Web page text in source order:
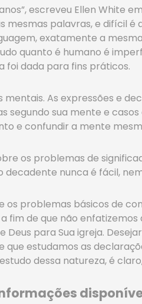
escreveu Ellen White
mesmas palavras, e difícil
exatamente a
quanto é humano é
foi dada para fins práticos.
mentais. As expressões e
segundo sua mente e
e confundir a mente
os problemas de
decadente nunca é fácil,
problemas básicos de
fim de que não
Deus para Sua igreja.
que estudamos as
dessa natureza, é